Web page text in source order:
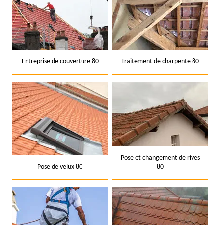
Entreprise de couverture 80 Traitement de charpente 80
Pose de velux 80
Pose et changement de rives
80